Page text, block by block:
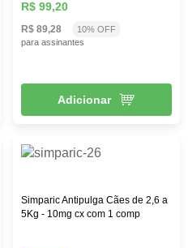
R$ 99,20
R$ 89,28
10% OFF
para assinantes
Adicionar
Simparic Antipulga Cães de 2,6 a
5Kg - 10mg cx com 1 comp